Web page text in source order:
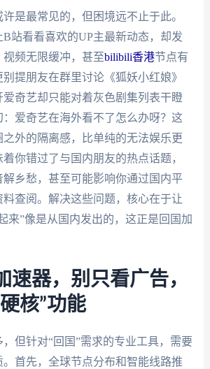
是最常见的，但困境远不止于此。
站看看喜欢的UP主最新动态，却发
频无限缓冲，甚至bilibili香港节点有
提朋友在群里讨论《狐妖小红娘》
奇艺却只能对着灰色剧集列表干瞪
：爱奇艺在海外看不了怎么办呀？这
外的隔离感，比单纯的无法娱乐更
你错过了与国内朋友的热点话题，
乡愁，甚至可能影响你通过国内平
查阅。解决这些问题，核心在于让
来”像是从国内发出的，这正是回国加
速器，别只看广告，
核”功能
但针对“回国”需求的专业工具，需要
首先，全球节点分布和智能线路推